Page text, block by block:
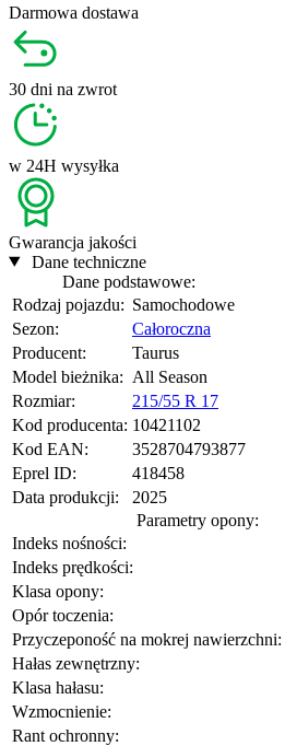
Darmowa dostawa
30 dni na zwrot
w 24H wysyłka
Gwarancja jakości
Dane techniczne
Dane podstawowe:
Rodzaj pojazdu: Samochodowe
Sezon:
Całoroczna
Producent:
Taurus
Model bieżnika: All Season
Rozmiar:
215/55 R 17
Kod producenta: 10421102
Kod EAN:
3528704793877
Eprel ID:
418458
Data produkcji:
2025
Parametry opony:
Indeks nośności:
Indeks prędkości:
Klasa opony:
Opór toczenia:
Przyczeponość na mokrej nawierzchni:
Hałas zewnętrzny:
Klasa hałasu:
Wzmocnienie:
Rant ochronny: